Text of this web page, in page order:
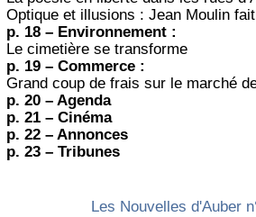
Optique et illusions : Jean Moulin
p. 18 – Environnement :
Le cimetière se transforme
p. 19 – Commerce :
Grand coup de frais sur le marché
p. 20 – Agenda
p. 21 – Cinéma
p. 22 – Annonces
p. 23 – Tribunes
Les Nouvelles d'Auber